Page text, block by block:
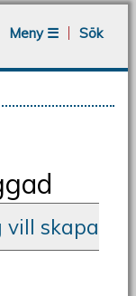
Meny ☰
Sök
vill skapa